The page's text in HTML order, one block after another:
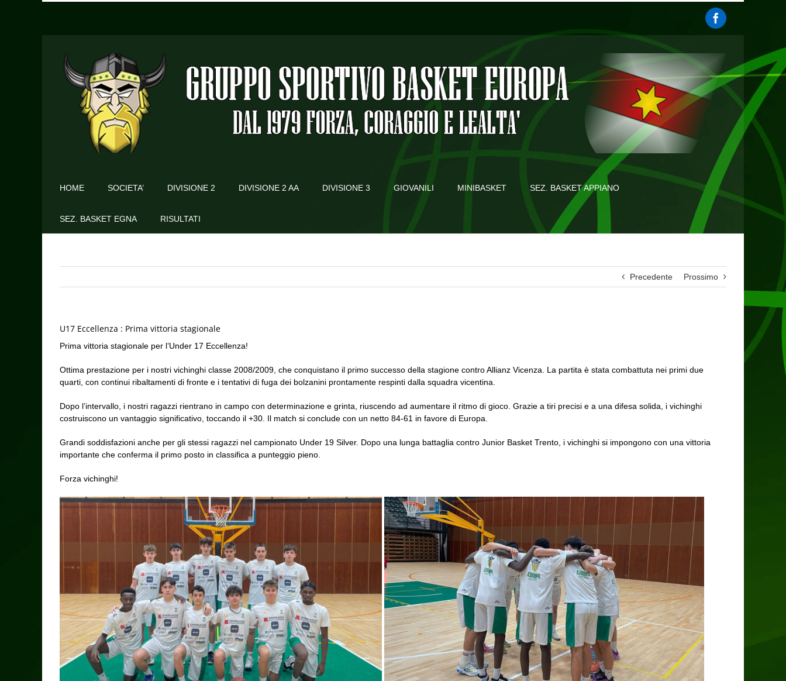
HOME SOCIETA’ DIVISIONE 2 DIVISIONE 2 AA DIVISIONE 3 GIOVANILI MINIBASKET SEZ. BASKET APPIANO
SEZ. BASKET EGNA RISULTATI
Precedente Prossimo
U17 Eccellenza : Prima vittoria stagionale
Prima vittoria stagionale per l’Under 17 Eccellenza!
Ottima prestazione per i nostri vichinghi classe 2008/2009, che conquistano il primo successo della stagione contro Allianz Vicenza. La partita è stata combattuta nei primi due
quarti, con continui ribaltamenti di fronte e i tentativi di fuga dei bolzanini prontamente respinti dalla squadra vicentina.
Dopo l’intervallo, i nostri ragazzi rientrano in campo con determinazione e grinta, riuscendo ad aumentare il ritmo di gioco. Grazie a tiri precisi e a una difesa solida, i vichinghi
costruiscono un vantaggio significativo, toccando il +30. Il match si conclude con un netto 84-61 in favore di Europa.
Grandi soddisfazioni anche per gli stessi ragazzi nel campionato Under 19 Silver. Dopo una lunga battaglia contro Junior Basket Trento, i vichinghi si impongono con una vittoria
importante che conferma il primo posto in classifica a punteggio pieno.
Forza vichinghi!